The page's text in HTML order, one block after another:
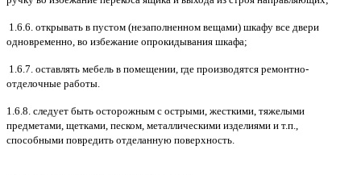
1.6.6. открывать в пустом (незаполненном вещами) шкафу все двери
одновременно, во избежание опрокидывания шкафа;
1.6.7. оставлять мебель в помещении, где производятся ремонтно-
отделочные работы.
1.6.8. следует быть осторожным с острыми, жесткими, тяжелыми
предметами, щетками, песком, металлическими изделиями и т.п.,
способными повредить отделанную поверхность.